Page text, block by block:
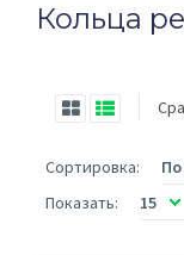
Кольца
Сортировка:
Показать: